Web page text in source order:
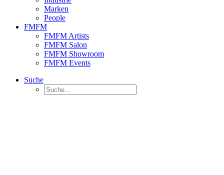
Marken
People
FMFM
FMFM Artists
FMFM Salon
FMFM Showroom
FMFM Events
Suche